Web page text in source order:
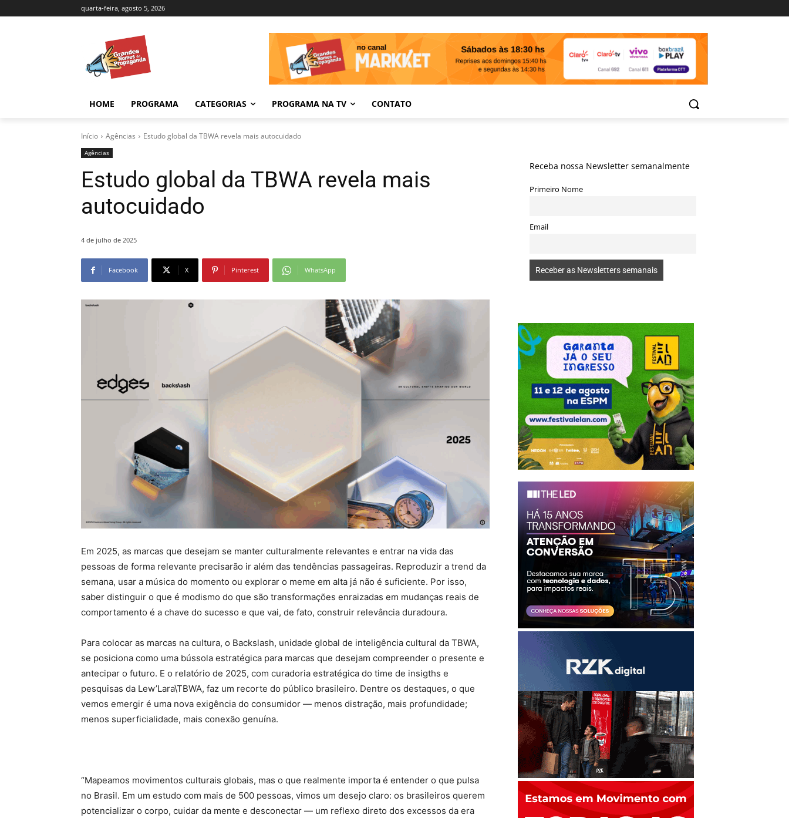
quarta-feira, agosto 5, 2026
HOME PROGRAMA CATEGORIAS PROGRAMA NA TV CONTATO
Início Agências Estudo global da TBWA revela mais autocuidado
Agências
Estudo global da TBWA revela mais
autocuidado
4 de julho de 2025
Facebook X Pinterest WhatsApp
Em 2025, as marcas que desejam se manter culturalmente relevantes e entrar na vida das
pessoas de forma relevante precisarão ir além das tendências passageiras. Reproduzir a trend da
semana, usar a música do momento ou explorar o meme em alta já não é suficiente. Por isso,
saber distinguir o que é modismo do que são transformações enraizadas em mudanças reais de
comportamento é a chave do sucesso e que vai, de fato, construir relevância duradoura.
Para colocar as marcas na cultura, o Backslash, unidade global de inteligência cultural da TBWA,
se posiciona como uma bússola estratégica para marcas que desejam compreender o presente e
antecipar o futuro. E o relatório de 2025, com curadoria estratégica do time de insigths e
pesquisas da Lew’Lara\TBWA, faz um recorte do público brasileiro. Dentre os destaques, o que
vemos emergir é uma nova exigência do consumidor — menos distração, mais profundidade;
menos superficialidade, mais conexão genuína.
“Mapeamos movimentos culturais globais, mas o que realmente importa é entender o que pulsa
no Brasil. Em um estudo com mais de 500 pessoas, vimos um desejo claro: os brasileiros querem
potencializar o corpo, cuidar da mente e desconectar — um reflexo direto dos excessos da era
Receba nossa Newsletter semanalmente
Primeiro Nome
Email